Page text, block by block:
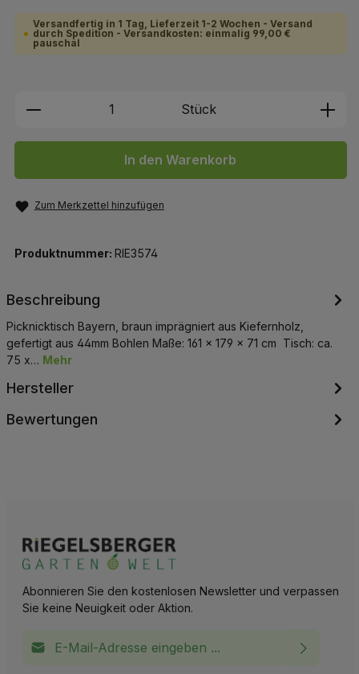
Versandfertig in 1 Tag, Lieferzeit 1-2 Wochen - Versand
durch Spedition - Versandkosten: einmalig 99,00 €
pauschal
Produkt Anzahl: Gib den
Stück
In den Warenkorb
Zum Merkzettel hinzufügen
Produktnummer: RIE3574
Beschreibung
Picknicktisch Bayern, braun imprägniert aus Kiefernholz,
gefertigt aus 44mm Bohlen Maße: 161 x 179 x 71 cm Tisch: ca.
75 x… Mehr
Hersteller
Bewertungen
Abonnieren Sie den kostenlosen Newsletter und verpassen
Sie keine Neuigkeit oder Aktion.